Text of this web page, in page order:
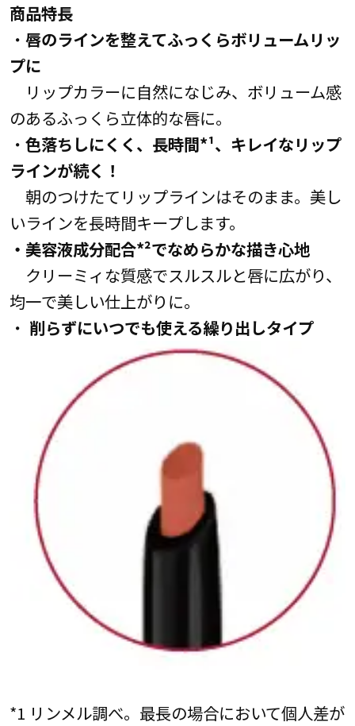
商品特長
・ 唇のラインを整えてふっくらボリュームリッ
プに
リップカラーに自然になじみ、ボリューム感
のあるふっくら立体的な唇に。
・ 色落ちしにくく、長時間*¹、キレイなリップ
ラインが続く！
朝のつけたてリップラインはそのまま。美し
いラインを長時間キープします。
・美容液成分配合*²でなめらかな描き心地
クリーミィな質感でスルスルと唇に広がり、
均一で美しい仕上がりに。
・ 削らずにいつでも使える繰り出しタイプ
*1 リンメル調べ。最長の場合において個人差が